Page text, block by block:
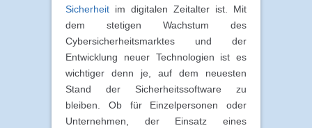
Sicherheit im digitalen Zeitalter ist. Mit
dem stetigen Wachstum des
Cybersicherheitsmarktes und der
Entwicklung neuer Technologien ist es
wichtiger denn je, auf dem neuesten
Stand der Sicherheitssoftware zu
bleiben. Ob für Einzelpersonen oder
Unternehmen, der Einsatz eines